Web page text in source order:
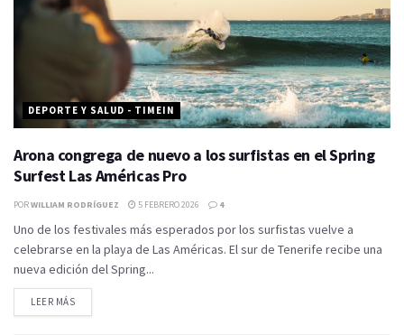
DEPORTE Y SALUD - TIMEIN
Arona congrega de nuevo a los surfistas en el Spring
Surfest Las Américas Pro
PORWILLIAM RODRÍGUEZ 5 FEBRERO 2026 4
Uno de los festivales más esperados por los surfistas vuelve a
celebrarse en la playa de Las Américas. El sur de Tenerife recibe una
nueva edición del Spring...
LEER MÁS